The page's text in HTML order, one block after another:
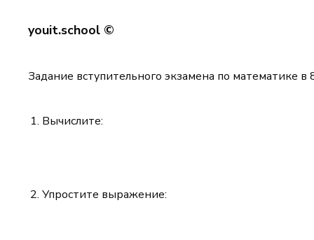
youit.school ©
Задание вступительного экзамена по математике в
Вычислите:
Упростите выражение: